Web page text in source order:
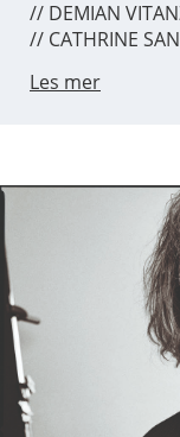
// DEMIAN
// CATHRINE
Les mer